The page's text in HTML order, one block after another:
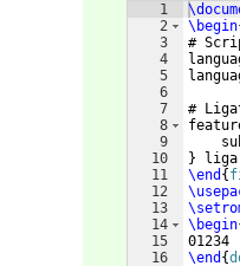
1
2
3
4
5
6
7
8
9
10
11
12
13
14
15
16
\begin
#
#
}
\end {
\begin
01234
\end {